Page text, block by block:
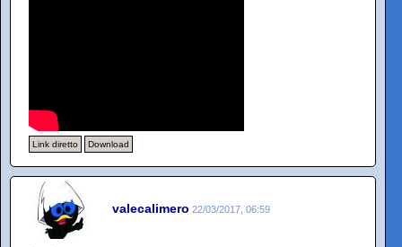
Link diretto Download
valecalimero 22/03/2017, 06:59